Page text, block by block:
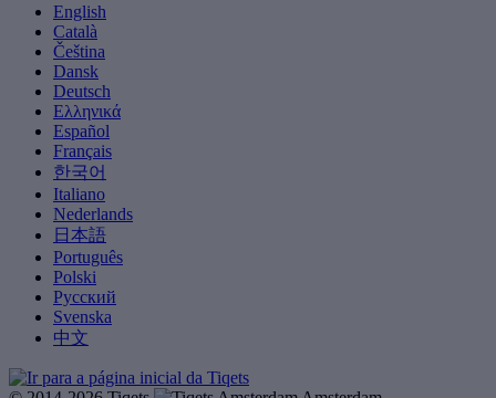
English
Català
Čeština
Dansk
Deutsch
Ελληνικά
Español
Français
한국어
Italiano
Nederlands
日本語
Português
Polski
Русский
Svenska
中文